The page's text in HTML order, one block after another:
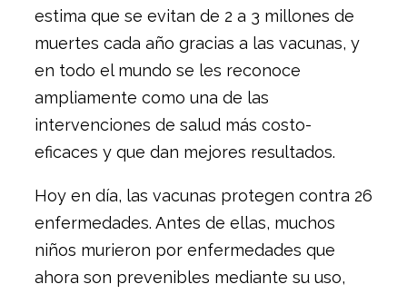
estima que se evitan de 2 a 3 millones de
muertes cada año gracias a las vacunas, y
en todo el mundo se les reconoce
ampliamente como una de las
intervenciones de salud más costo-
eficaces y que dan mejores resultados.
Hoy en día, las vacunas protegen contra 26
enfermedades. Antes de ellas, muchos
niños murieron por enfermedades que
ahora son prevenibles mediante su uso,